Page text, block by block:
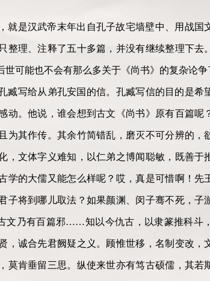
就是汉武帝末年出自孔子故宅墙壁中、用战国
整理、注释了五十多篇，并没有继续整理下去
可能也不会有那么多关于《尚书》的复杂论争
臧写给从弟孔安国的信。孔臧写信的目的是
动。他说，谁会想到古文《尚书》原有百篇呢
为其作传。其余竹简错乱，磨灭不可分辨的，
，文体字义难知，以仁弟之博闻聪敏，既善于
学的大儒又能怎么样呢？哎，真是可惜啊！先
子将到哪儿取法？如果颜渊、闵子骞不死，子
文乃有百篇邪……知以今仇古，以隶篆推科斗
，诚合先君阙疑之义。顾惟世移，名制变改，
莫肯垂留三思。纵使来世亦有笃古硕儒，其若